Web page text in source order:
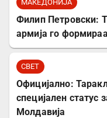
МАКЕДОНИЈА
Филип Петровски:
армија го
СВЕТ
Официјално:
специјален статус
Молдавија